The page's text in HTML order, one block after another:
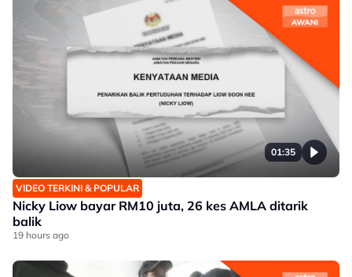
01:35
VIDEO TERKINI & POPULAR
Nicky Liow bayar RM10 juta, 26 kes AMLA ditarik
balik
19 hours ago